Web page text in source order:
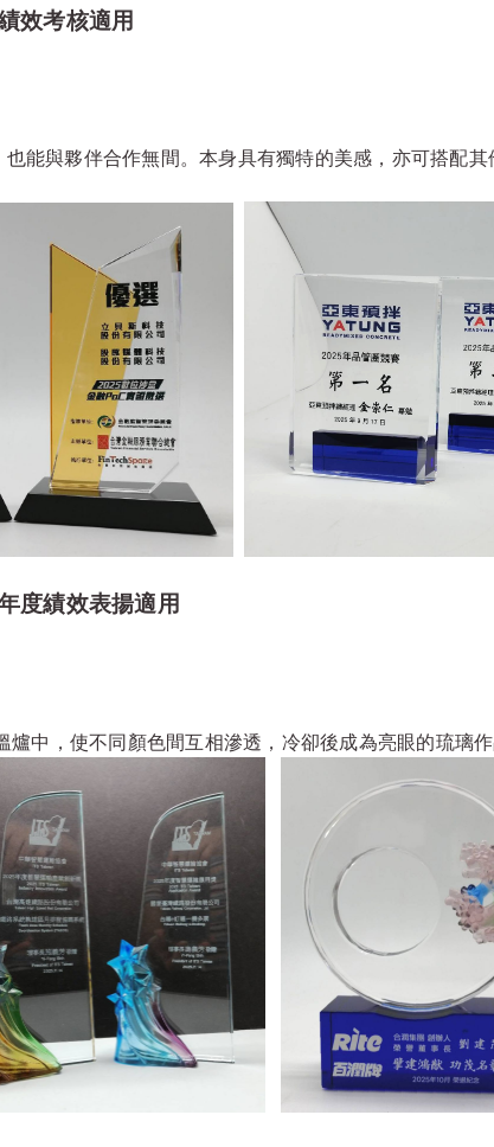
效考核適用
能與夥伴合作無間。本身具有獨特的美感，亦可搭配
度績效表揚適用
中，使不同顏色間互相滲透，冷卻後成為亮眼的琉璃